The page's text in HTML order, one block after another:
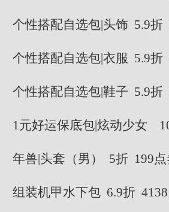
个性搭配自选包|头饰 5.9折
个性搭配自选包|衣服 5.9折
个性搭配自选包|鞋子 5.9折
1元好运保底包|炫动少女
年兽|头套（男） 5折 199点
组装机甲水下包 6.9折